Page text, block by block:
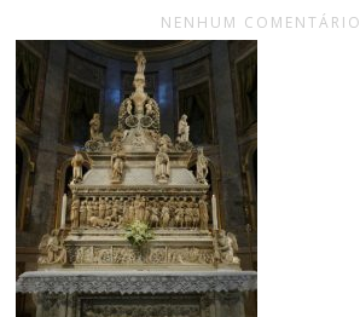
NENHUM COMENTÁRIO